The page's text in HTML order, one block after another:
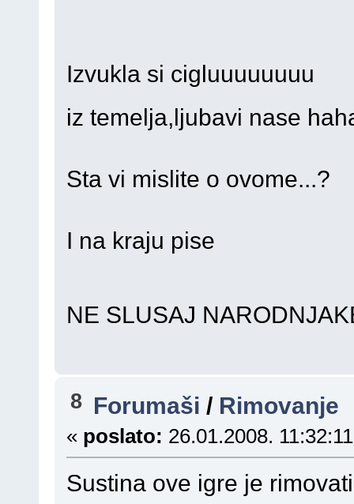
Izvukla si cigluuuuuuuu
iz temelja,ljubavi nase
Sta vi mislite o ovome...?
I na kraju pise
NE SLUSAJ
8 Forumaši / Rimovanje
« poslato: 26.01.2008.
Sustina ove igre je